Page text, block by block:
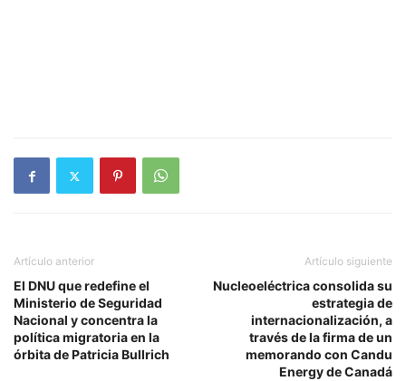
Artículo anterior
El DNU que redefine el
Ministerio de Seguridad
Nacional y concentra la
política migratoria en la
órbita de Patricia Bullrich
Artículo siguiente
Nucleoeléctrica consolida su
estrategia de
internacionalización, a
través de la firma de un
memorando con Candu
Energy de Canadá